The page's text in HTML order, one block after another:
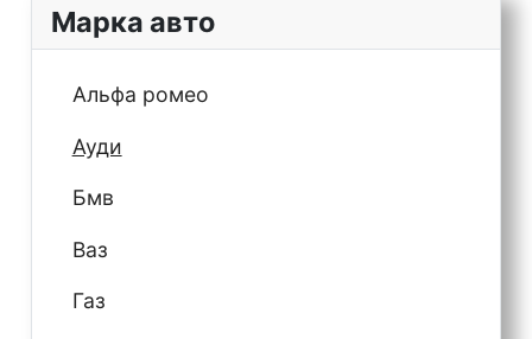
Марка авто
Альфа ромео
Ауди
Бмв
Ваз
Газ